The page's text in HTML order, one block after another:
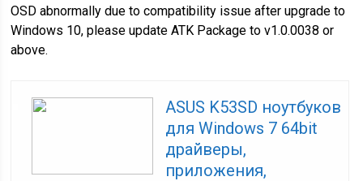
OSD abnormally due to compatibility issue after upgrade to
Windows 10, please update ATK Package to v1.0.0038 or
above.
ASUS K53SD ноутбуков
для Windows 7 64bit
драйверы,
приложения,